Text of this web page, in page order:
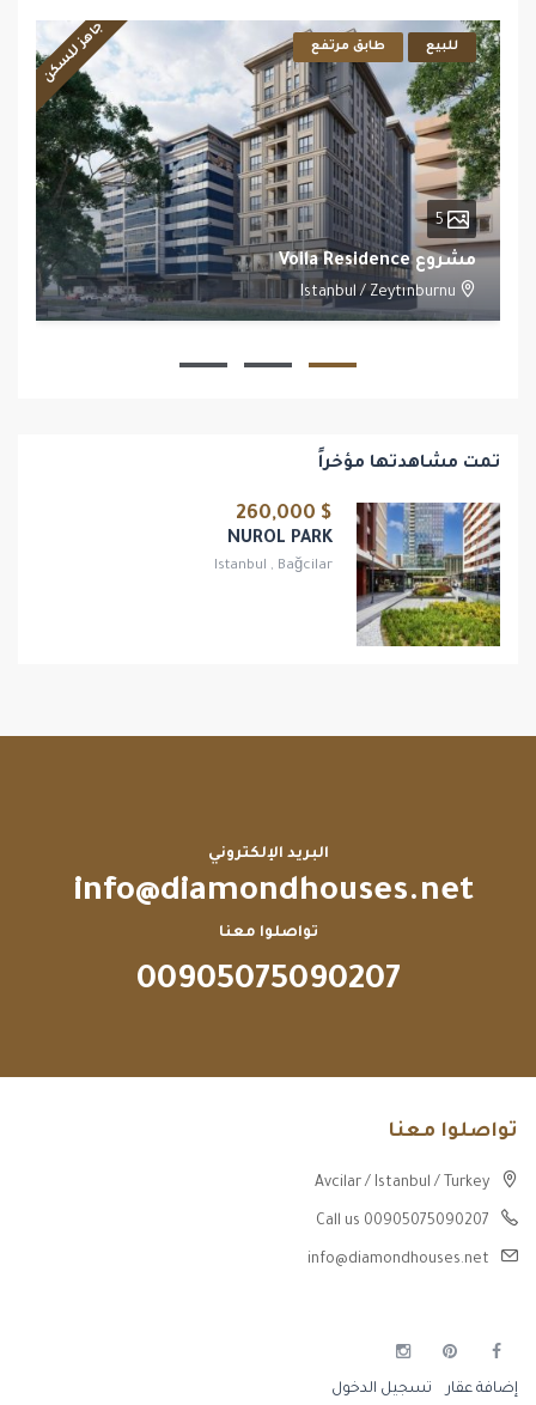
للبيع طابق مرتفع جاهز للسكن
5
مشروع Voila Residence
Istanbul / Zeytınburnu
تمت مشاهدتها مؤخراً
$ 260,000
NUROL PARK
Istanbul , Bağcilar
البريد الإلكتروني
info@diamondhouses.net
تواصلوا معنا
00905075090207
تواصلوا معنا
Avcilar / Istanbul / Turkey
Call us 00905075090207
info@diamondhouses.net
إضافة عقار تسجيل الدخول